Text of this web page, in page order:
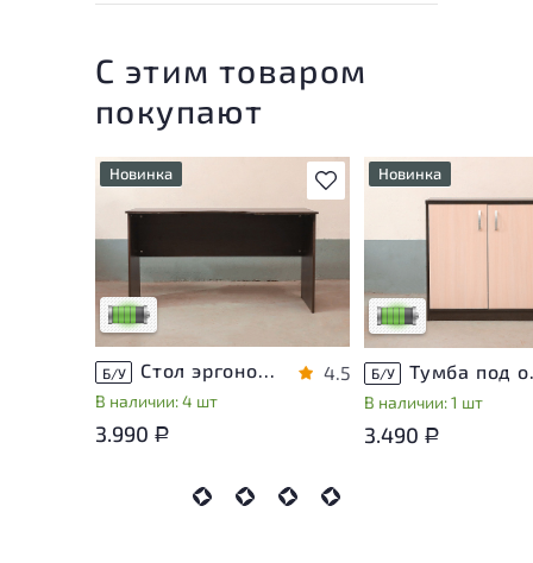
С этим товаром
покупают
В избранное
Новинка
У товара присутствуют
незначительные следы
эксплуатации, не влияющие
на удобство его
использования
Низкая степень износа
Б/У Стол эргономичный ЛДСП Венге
В наличии: 4 шт
4.5
3.990 Р
Новинка
У товара
незначительные
эксплуатации, не
на удобство его
Низкая степень
Б/У
В наличии: 1 шт
3.490 Р